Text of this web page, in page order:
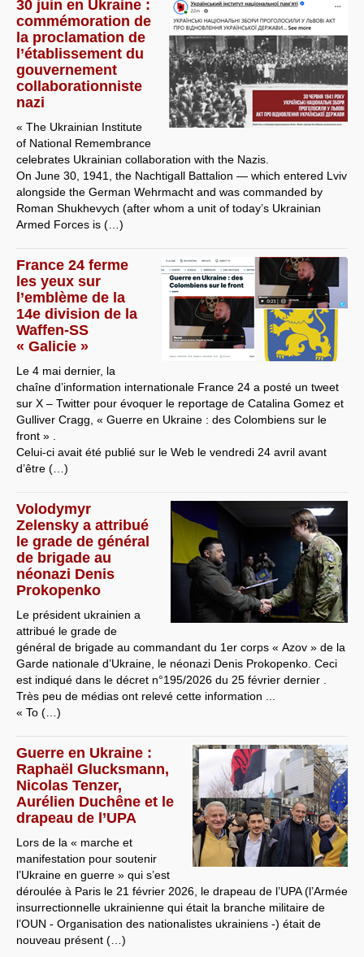
30 juin en Ukraine :
commémoration de
la proclamation de
l’établissement du
gouvernement
collaborationniste
nazi
« The Ukrainian Institute
of National Remembrance
celebrates Ukrainian collaboration with the Nazis.
On June 30, 1941, the Nachtigall Battalion — which entered Lviv
alongside the German Wehrmacht and was commanded by
Roman Shukhevych (after whom a unit of today’s Ukrainian
Armed Forces is (…)
France 24 ferme
les yeux sur
l’emblème de la
14e division de la
Waffen-SS
« Galicie »
Le 4 mai dernier, la
chaîne d’information internationale France 24 a posté un tweet
sur X – Twitter pour évoquer le reportage de Catalina Gomez et
Gulliver Cragg, « Guerre en Ukraine : des Colombiens sur le
front » .
Celui-ci avait été publié sur le Web le vendredi 24 avril avant
d’être (…)
Volodymyr
Zelensky a attribué
le grade de général
de brigade au
néonazi Denis
Prokopenko
Le président ukrainien a
attribué le grade de
général de brigade au commandant du 1er corps « Azov » de la
Garde nationale d’Ukraine, le néonazi Denis Prokopenko. Ceci
est indiqué dans le décret n°195/2026 du 25 février dernier .
Très peu de médias ont relevé cette information ...
« To (…)
Guerre en Ukraine :
Raphaël Glucksmann,
Nicolas Tenzer,
Aurélien Duchêne et le
drapeau de l’UPA
Lors de la « marche et
manifestation pour soutenir
l’Ukraine en guerre » qui s’est
déroulée à Paris le 21 février 2026, le drapeau de l’UPA (l’Armée
insurrectionnelle ukrainienne qui était la branche militaire de
l’OUN - Organisation des nationalistes ukrainiens -) était de
nouveau présent (…)